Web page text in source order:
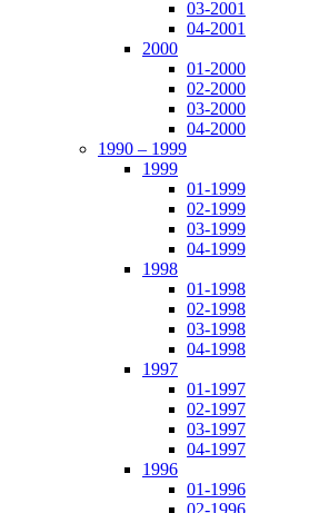
03-2001
04-2001
2000
01-2000
02-2000
03-2000
04-2000
1990 – 1999
1999
01-1999
02-1999
03-1999
04-1999
1998
01-1998
02-1998
03-1998
04-1998
1997
01-1997
02-1997
03-1997
04-1997
1996
01-1996
02-1996